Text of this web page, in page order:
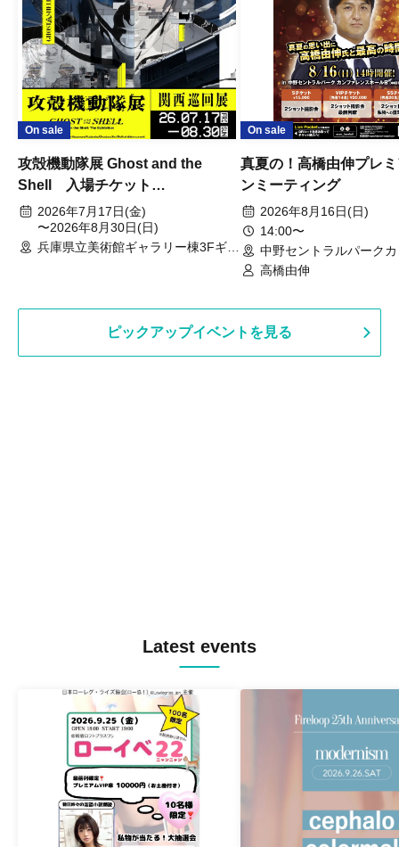
On sale
攻殻機動隊展 Ghost and the
Shell 入場チケット
(2026/7/17~8/30)
2026年7月17日(金)
〜2026年8月30日(日)
兵庫県立美術館ギャラリー棟3Fギャ
On sale
真夏の！高橋由伸プレ
ンミーティング
2026年8月16日(日)
14:00〜
中野セントラルパーク
ス ホールB（東京都）
高橋由伸
ピックアップイベントを見る
Latest events